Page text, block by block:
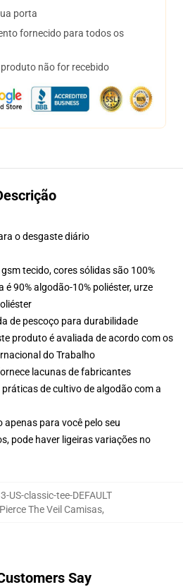
porta
fornecido para todos os
não for recebido
o desgaste diário
tecido, cores sólidas são 100%
90% algodão-10% poliéster, urze
de pescoço para durabilidade
produto é avaliada de acordo com os
do Trabalho
lacunas de fabricantes
de cultivo de algodão com a
apenas para você pelo seu
pode haver ligeiras variações no
US-classic-tee-DEFAULT
Pierce The Veil Camisas,
Say